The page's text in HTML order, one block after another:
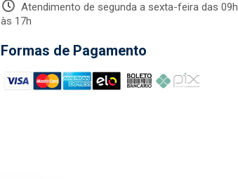
Atendimento de segunda a sexta-feira das 09h
às 17h
Formas de Pagamento